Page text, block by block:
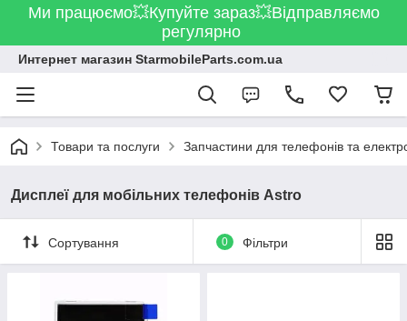
Ми працюємо💥Купуйте зараз💥Відправляємо
регулярно
Интернет магазин StarmobileParts.com.ua
Товари та послуги Запчастини для телефонів та
Дисплеї для мобільних телефонів Astro
Сортування 0 Фільтри